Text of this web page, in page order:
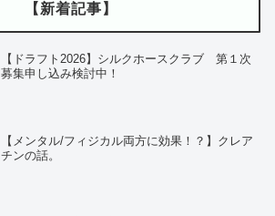
【新着記事】
【ドラフト2026】シルクホースクラブ 第１次
募集申し込み検討中！
【メンタル/フィジカル両方に効果！？】クレア
チンの話。